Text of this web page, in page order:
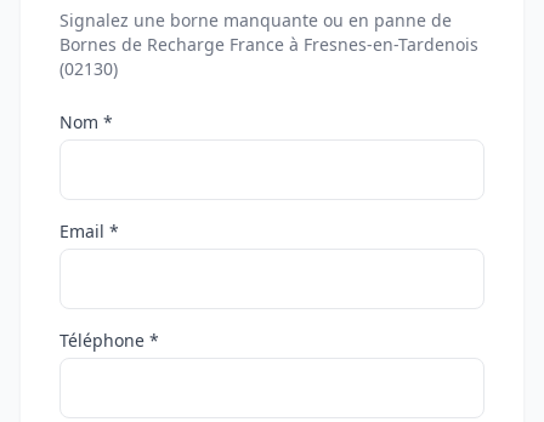
Signalez une borne manquante ou en panne de
Bornes de Recharge France à Fresnes-en-Tardenois
(02130)
Nom *
Email *
Téléphone *